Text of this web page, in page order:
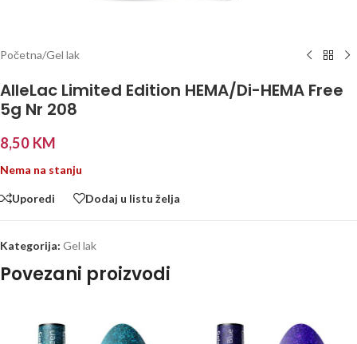
Početna/Gel lak
AlleLac Limited Edition HEMA/Di-HEMA Free
5g Nr 208
8,50 KM
Nema na stanju
Uporedi Dodaj u listu želja
Kategorija: Gel lak
Povezani proizvodi